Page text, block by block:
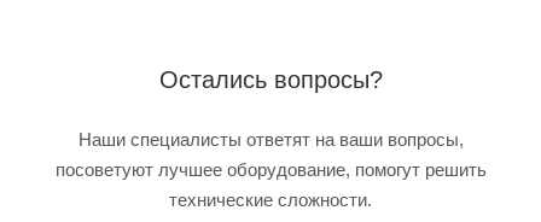
Остались вопросы?
Наши специалисты ответят на ваши вопросы,
посоветуют лучшее оборудование, помогут решить
технические сложности.